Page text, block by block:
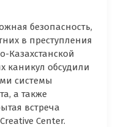
безопасность,
в преступления
Казахстанской
каникул обсудили
системы
а также
встреча
Center.